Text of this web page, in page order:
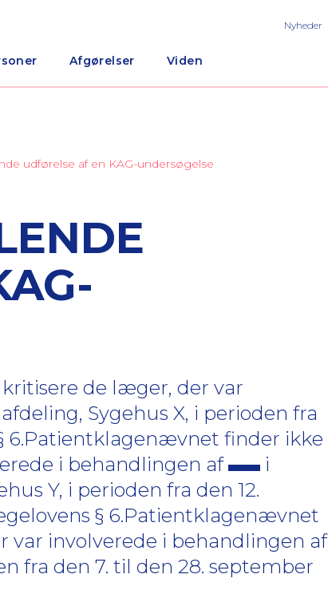
Afgørelser Viden
Nyheder
udførelse af en KAG-undersøgelse
de læger, der var
Sygehus X, i perioden fra
6.Patientklagenævnet finder ikke
i behandlingen af
i
Y, i perioden fra den 12.
§ 6.Patientklagenævnet
involverede i behandlingen af
fra den 7. til den 28. september